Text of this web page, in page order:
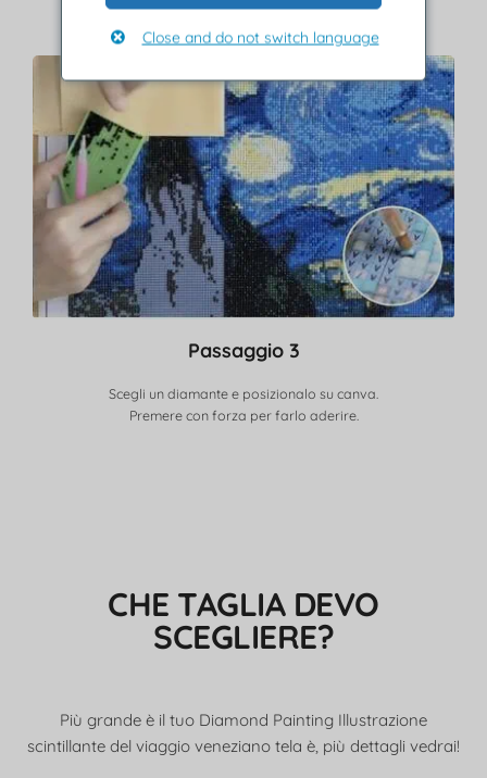
Passaggio 3
Scegli un diamante e posizionalo su canva.
Premere con forza per farlo aderire.
CHE TAGLIA DEVO
SCEGLIERE?
Più grande è il tuo Diamond Painting Illustrazione
scintillante del viaggio veneziano tela è, più dettagli vedrai!
Close and do not switch language